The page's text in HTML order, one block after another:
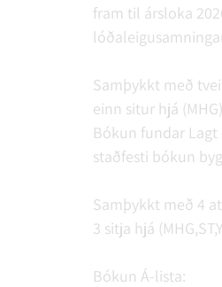
fram til ársloka
Samþykkt með
einn situr hjá
Bókun fundar
staðfesti bókun
Samþykkt með 4
3 sitja hjá
Bókun Á-lista: